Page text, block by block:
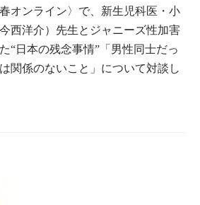
オンライン〉で、新生児科医・小
西洋介）先生とジャニーズ性加害
“日本の残念事情”「男性同士だっ
関係のないこと」について対談し